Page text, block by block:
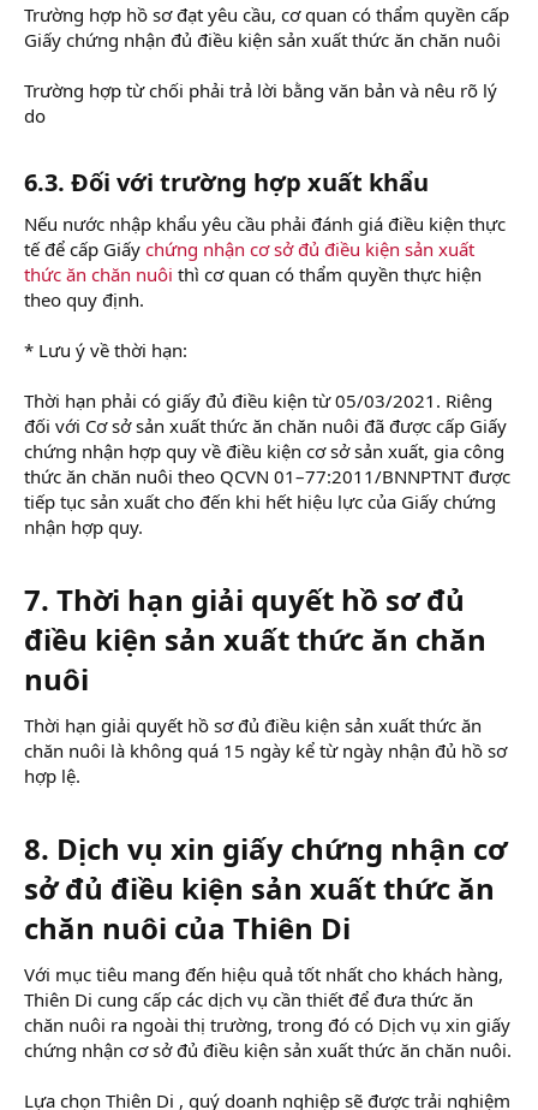
Trường hợp hồ sơ đạt yêu cầu, cơ quan có thẩm quyền cấp
Giấy chứng nhận đủ điều kiện sản xuất thức ăn chăn nuôi
Trường hợp từ chối phải trả lời bằng văn bản và nêu rõ lý
do
6.3. Đối với trường hợp xuất khẩu
Nếu nước nhập khẩu yêu cầu phải đánh giá điều kiện thực
tế để cấp Giấy chứng nhận cơ sở đủ điều kiện sản xuất
thức ăn chăn nuôi thì cơ quan có thẩm quyền thực hiện
theo quy định.
* Lưu ý về thời hạn:
Thời hạn phải có giấy đủ điều kiện từ 05/03/2021. Riêng
đối với Cơ sở sản xuất thức ăn chăn nuôi đã được cấp Giấy
chứng nhận hợp quy về điều kiện cơ sở sản xuất, gia công
thức ăn chăn nuôi theo QCVN 01–77:2011/BNNPTNT được
tiếp tục sản xuất cho đến khi hết hiệu lực của Giấy chứng
nhận hợp quy.
7. Thời hạn giải quyết hồ sơ đủ
điều kiện sản xuất thức ăn chăn
nuôi
Thời hạn giải quyết hồ sơ đủ điều kiện sản xuất thức ăn
chăn nuôi là không quá 15 ngày kể từ ngày nhận đủ hồ sơ
hợp lệ.
8. Dịch vụ xin giấy chứng nhận cơ
sở đủ điều kiện sản xuất thức ăn
chăn nuôi của Thiên Di
Với mục tiêu mang đến hiệu quả tốt nhất cho khách hàng,
Thiên Di cung cấp các dịch vụ cần thiết để đưa thức ăn
chăn nuôi ra ngoài thị trường, trong đó có Dịch vụ xin giấy
chứng nhận cơ sở đủ điều kiện sản xuất thức ăn chăn nuôi.
Lựa chọn Thiên Di , quý doanh nghiệp sẽ được trải nghiệm